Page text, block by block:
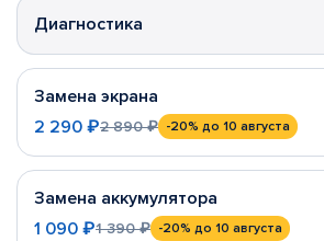
Диагностика
Замена экрана
2 290 ₽2 890 ₽ -20% до 10 августа
Замена аккумулятора
1 090 ₽1 390 ₽ -20% до 10 августа